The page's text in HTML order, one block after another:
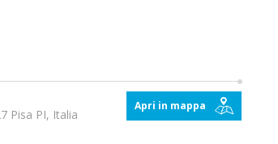
Pisa PI, Italia
Apri in mappa